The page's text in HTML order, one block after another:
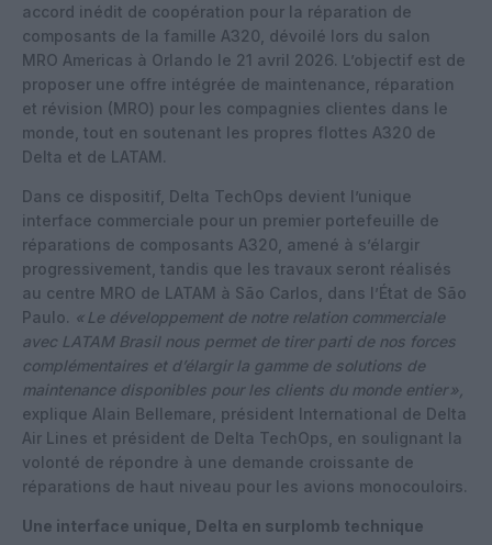
accord inédit de coopération pour la réparation de
composants de la famille A320, dévoilé lors du salon
MRO Americas à Orlando le 21 avril 2026. L’objectif est de
proposer une offre intégrée de maintenance, réparation
et révision (MRO) pour les compagnies clientes dans le
monde, tout en soutenant les propres flottes A320 de
Delta et de LATAM.
Dans ce dispositif, Delta TechOps devient l’unique
interface commerciale pour un premier portefeuille de
réparations de composants A320, amené à s’élargir
progressivement, tandis que les travaux seront réalisés
au centre MRO de LATAM à São Carlos, dans l’État de São
Paulo. « Le développement de notre relation commerciale
avec LATAM Brasil nous permet de tirer parti de nos forces
complémentaires et d’élargir la gamme de solutions de
maintenance disponibles pour les clients du monde entier»,
explique Alain Bellemare, président International de Delta
Air Lines et président de Delta TechOps, en soulignant la
volonté de répondre à une demande croissante de
réparations de haut niveau pour les avions monocouloirs.
Une interface unique, Delta en surplomb technique